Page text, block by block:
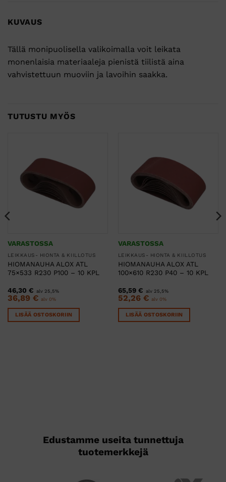
KUVAUS
Tällä monipuolisella valikoimalla voit leikata
monenlaisia materiaaleja pienistä tiilistä aina
vahvistettuun muoviin ja lavoihin saakka.
TUTUSTU MYÖS
VARASTOSSA
LEIKKAUS- HIONTA & KIILLOTUS
HIOMANAUHA ALOX ATL
75×533 R230 P100 – 10 KPL
46,30 € alv 25,5%
36,89 € alv 0%
LISÄÄ OSTOSKORIIN
VARASTOSSA
LEIKKAUS- HIONTA & KIILLOTUS
HIOMANAUHA ALOX ATL
100×610 R230 P40 – 10 KPL
65,59 € alv 25,5%
52,26 € alv 0%
LISÄÄ OSTOSKORIIN
Edustamme useita tunnettuja
tuotemerkkejä